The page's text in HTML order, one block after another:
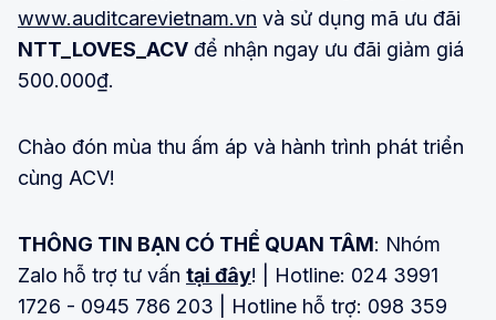
www.auditcarevietnam.vn và sử dụng mã ưu đãi
NTT_LOVES_ACV để nhận ngay ưu đãi giảm giá
500.000₫.
Chào đón mùa thu ấm áp và hành trình phát triển
cùng ACV!
THÔNG TIN BẠN CÓ THỂ QUAN TÂM: Nhóm
Zalo hỗ trợ tư vấn tại đây! | Hotline: 024 3991
1726 - 0945 786 203 | Hotline hỗ trợ: 098 359